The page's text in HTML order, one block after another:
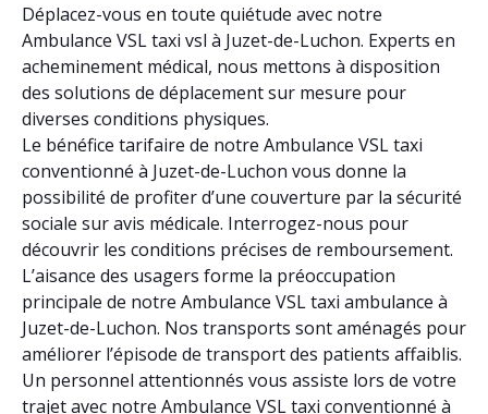
Déplacez-vous en toute quiétude avec notre
Ambulance VSL taxi vsl à Juzet-de-Luchon. Experts en
acheminement médical, nous mettons à disposition
des solutions de déplacement sur mesure pour
diverses conditions physiques.
Le bénéfice tarifaire de notre Ambulance VSL taxi
conventionné à Juzet-de-Luchon vous donne la
possibilité de profiter d’une couverture par la sécurité
sociale sur avis médicale. Interrogez-nous pour
découvrir les conditions précises de remboursement.
L’aisance des usagers forme la préoccupation
principale de notre Ambulance VSL taxi ambulance à
Juzet-de-Luchon. Nos transports sont aménagés pour
améliorer l’épisode de transport des patients affaiblis.
Un personnel attentionnés vous assiste lors de votre
trajet avec notre Ambulance VSL taxi conventionné à